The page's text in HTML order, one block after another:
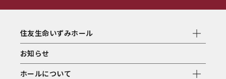
住友生命いずみホール
お知らせ
ホールについて